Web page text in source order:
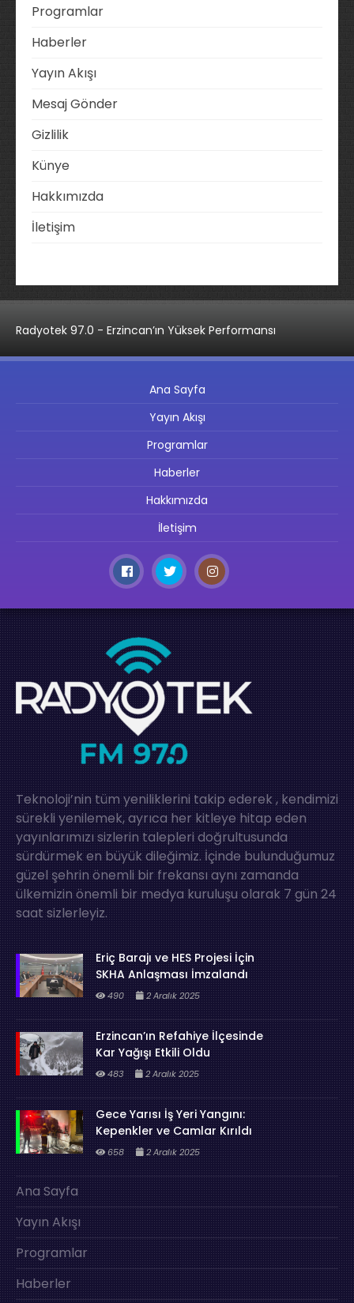
Programlar
Haberler
Yayın Akışı
Mesaj Gönder
Gizlilik
Künye
Hakkımızda
İletişim
Radyotek 97.0 - Erzincan’ın Yüksek Performansı
Ana Sayfa
Yayın Akışı
Programlar
Haberler
Hakkımızda
İletişim
Teknoloji’nin tüm yeniliklerini takip ederek , kendimizi
sürekli yenilemek, ayrıca her kitleye hitap eden
yayınlarımızı sizlerin talepleri doğrultusunda
sürdürmek en büyük dileğimiz. İçinde bulunduğumuz
güzel şehrin önemli bir frekansı aynı zamanda
ülkemizin önemli bir medya kuruluşu olarak 7 gün 24
saat sizlerleyiz.
Eriç Barajı ve HES Projesi İçin
SKHA Anlaşması İmzalandı
490 2 Aralık 2025
Erzincan’ın Refahiye İlçesinde
Kar Yağışı Etkili Oldu
483 2 Aralık 2025
Gece Yarısı İş Yeri Yangını:
Kepenkler ve Camlar Kırıldı
658 2 Aralık 2025
Ana Sayfa
Yayın Akışı
Programlar
Haberler